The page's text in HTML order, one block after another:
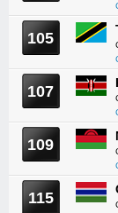
105
107
109
115